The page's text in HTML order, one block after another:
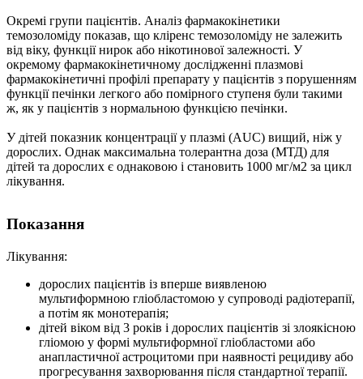
Окремі групи пацієнтів. Аналіз фармакокінетики
темозоломіду показав, що кліренс темозоломіду не залежить
від віку, функції нирок або нікотинової залежності. У
окремому фармакокінетичному дослідженні плазмові
фармакокінетичні профілі препарату у пацієнтів з порушенням
функції печінки легкого або помірного ступеня були такими
ж, як у пацієнтів з нормальною функцією печінки.
У дітей показник концентрації у плазмі (AUC) вищий, ніж у
дорослих. Однак максимальна толерантна доза (МТД) для
дітей та дорослих є однаковою і становить 1000 мг/м2 за цикл
лікування.
Показання
Лікування:
дорослих пацієнтів із вперше виявленою
мультиформною гліобластомою у супроводі радіотерапії,
а потім як монотерапія;
дітей віком від 3 років і дорослих пацієнтів зі злоякісною
гліомою у формі мультиформної гліобластоми або
анапластичної астроцитоми при наявності рецидиву або
прогресування захворювання після стандартної терапії.